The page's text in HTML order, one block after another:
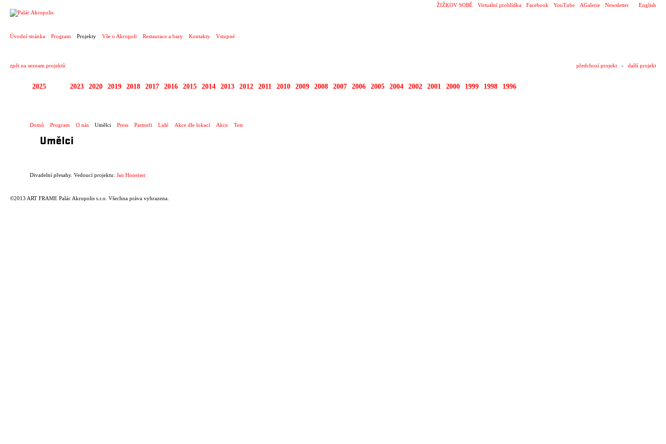
English
ŽIŽKOV SOBĚ Virtuální prohlídka Facebook YouTube AGalerie Newsletter
Úvodní stránka Program Projekty Vše o Akropoli Restaurace a bary Kontakty Vstupné
zpět na seznam projektů předchozí projekt - další projekt
2025 2023 2020 2019 2018 2017 2016 2015 2014 2013 2012 2011 2010 2009 2008 2007 2006 2005 2004 2002 2001 2000 1999 1998 1996
Domů Program O nás Umělci Press Partneři Lidé Akce dle lokací Akce Test
Umělci
Divadelní přesahy. Vedoucí projektu: Jan Honeiser
©2013 ART FRAME Palác Akropolis s.r.o. Všechna práva vyhrazena.